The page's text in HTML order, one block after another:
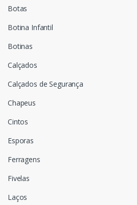
Botas
Botina Infantil
Botinas
Calçados
Calçados de Segurança
Chapeus
Cintos
Esporas
Ferragens
Fivelas
Laços